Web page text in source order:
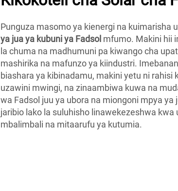
Punguza masomo ya kienergi na kuimarisha
ya jua ya kubuni ya Fadsol mfumo. Makini hii
la chuma na madhumuni pa kiwango cha
mashirika na mafunzo ya kiindustri.
biashara ya kibinadamu, makini yetu ni rahisi
uzawini mwingi, na zinaambiwa kuwa na
wa Fadsol juu ya ubora na miongoni mpya ya
jaribio lako la suluhisho linawekezeshwa
mbalimbali na mitaarufu ya kutumia.